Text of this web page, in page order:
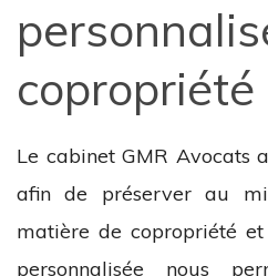
Le cabinet GMR Avocats
afin de préserver au
matière de copropriété
personnalisée nous